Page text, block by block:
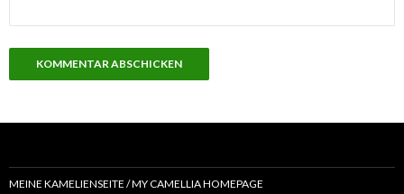
MEINE KAMELIENSEITE / MY CAMELLIA HOMEPAGE